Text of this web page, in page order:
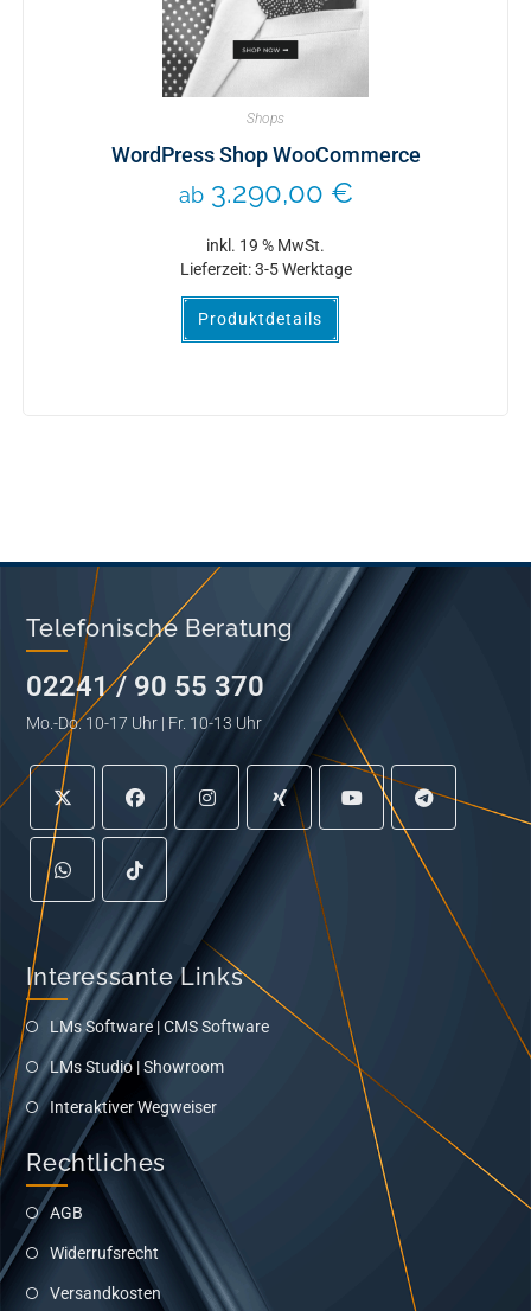
Shops
WordPress Shop WooCommerce
ab 3.290,00 €
inkl. 19 % MwSt.
Lieferzeit:3-5 Werktage
Produktdetails
Telefonische Beratung
02241 / 90 55 370
Mo.-Do. 10-17 Uhr | Fr. 10-13 Uhr
Interessante Links
LMs Software | CMS Software
LMs Studio | Showroom
Interaktiver Wegweiser
Rechtliches
AGB
Widerrufsrecht
Versandkosten